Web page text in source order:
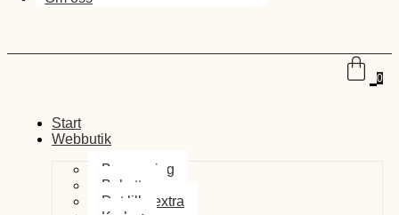
0
Start
Webbutik
Begravning
Buketter
Det lilla extra